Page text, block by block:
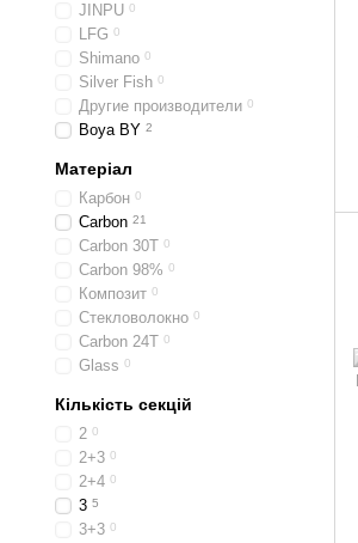
JINPU 0
LFG 0
Shimano 0
Silver Fish 0
Другие производители 0
Boya BY 2
Матеріал
Карбон 0
Carbon 21
Carbon 30Т 0
Carbon 98% 0
Композит 0
Стекловолокно 0
Carbon 24T 0
Glass 0
Кількість секцій
2 0
2+3 0
2+4 0
3 5
3+3 0